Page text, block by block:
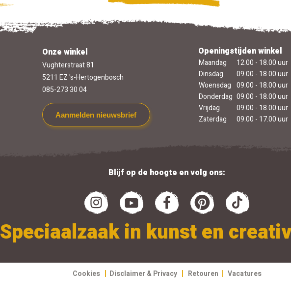
Onze winkel
Vughterstraat 81
5211 EZ 's-Hertogenbosch
085-273 30 04
Aanmelden nieuwsbrief
Openingstijden winkel
Maandag
12.00 - 18.00 uur
Dinsdag
09.00 - 18.00 uur
Woensdag 09.00 - 18.00 uur
Donderdag 09.00 - 18.00 uur
Vrijdag
09.00 - 18.00 uur
Zaterdag
09.00 - 17.00 uur
Blijf op de hoogte en volg ons:
Speciaalzaak in kunst en
Cookies | Disclaimer & Privacy | Retouren | Vacatures